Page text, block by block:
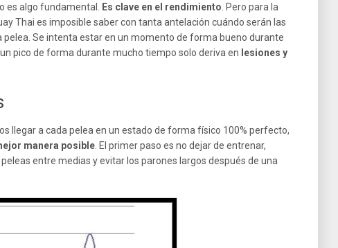
es algo fundamental. Es clave en el rendimiento . Pero para la
Thai es imposible saber con tanta antelación cuándo serán las
pelea. Se intenta estar en un momento de forma bueno durante
pico de forma durante mucho tiempo solo deriva en lesiones y
llegar a cada pelea en un estado de forma físico 100% perfecto,
manera posible . El primer paso es no dejar de entrenar,
entre medias y evitar los parones largos después de una